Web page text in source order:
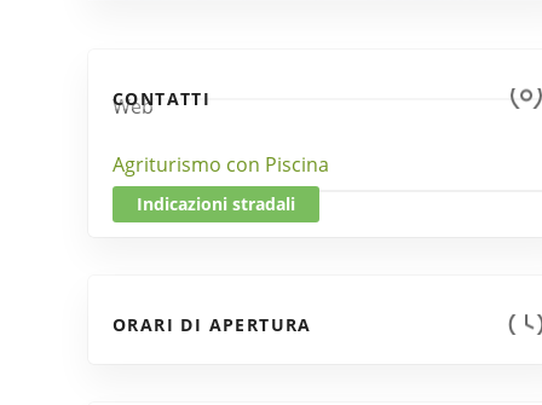
CONTATTI
Web
Agriturismo con Piscina
Indicazioni stradali
ORARI DI APERTURA